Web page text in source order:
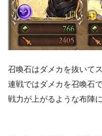
召喚石はダメカを抜いて
連戦ではダメカを召喚石
戦力が上がるような布陣に